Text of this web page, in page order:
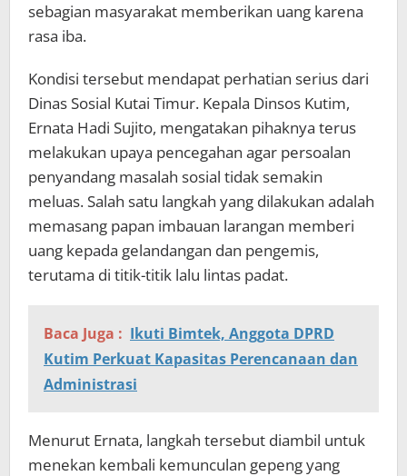
sebagian masyarakat memberikan uang karena
rasa iba.
Kondisi tersebut mendapat perhatian serius dari
Dinas Sosial Kutai Timur. Kepala Dinsos Kutim,
Ernata Hadi Sujito, mengatakan pihaknya terus
melakukan upaya pencegahan agar persoalan
penyandang masalah sosial tidak semakin
meluas. Salah satu langkah yang dilakukan adalah
memasang papan imbauan larangan memberi
uang kepada gelandangan dan pengemis,
terutama di titik-titik lalu lintas padat.
Baca Juga : Ikuti Bimtek, Anggota DPRD
Kutim Perkuat Kapasitas Perencanaan dan
Administrasi
Menurut Ernata, langkah tersebut diambil untuk
menekan kembali kemunculan gepeng yang